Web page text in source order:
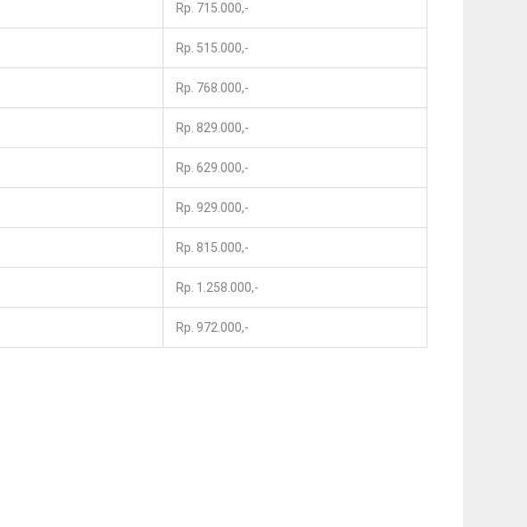
Rp. 715.000,-
Rp. 515.000,-
Rp. 768.000,-
Rp. 829.000,-
Rp. 629.000,-
Rp. 929.000,-
Rp. 815.000,-
Rp. 1.258.000,-
Rp. 972.000,-